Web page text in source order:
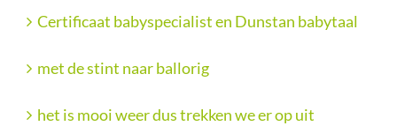
Certificaat babyspecialist en Dunstan babytaal
met de stint naar ballorig
het is mooi weer dus trekken we er op uit